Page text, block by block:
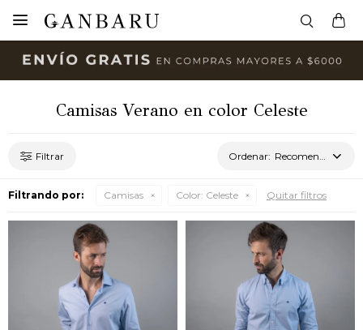

Camisas Verano en color Celeste
Recomendados
Filtrando por: Camisas Color: Celeste Quitar filtros